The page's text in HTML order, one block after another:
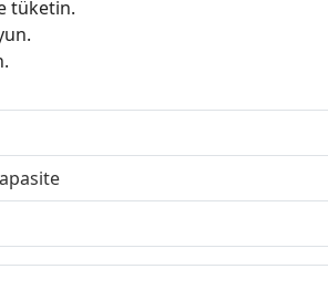
tüketin.